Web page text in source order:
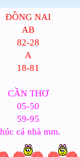
ĐỒNG NAI
AB
82-28
A
18-81
CẦN THƠ
05-50
59-95
cả nhà mm.